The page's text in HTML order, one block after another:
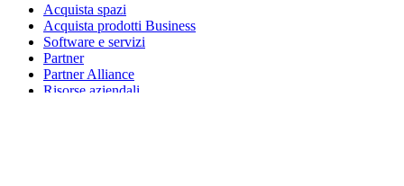
Acquista spazi
Acquista prodotti Business
Software e servizi
Partner
Partner Alliance
Risorse aziendali